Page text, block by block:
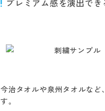
プレミアム感を演出でき
今治タオルや泉州タオルな
す。